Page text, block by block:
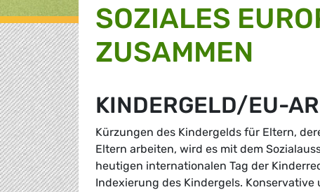
SOZIALES
ZUSAMMEN
KINDERGELD/EU-
Kürzungen des Kindergelds für Eltern,
Eltern arbeiten, wird es mit dem
heutigen internationalen Tag der
Indexierung des Kindergels.